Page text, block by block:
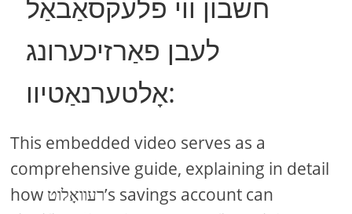
חשבון ווי פלעקסאַבאַל
לעבן פאַרזיכערונג
אָלטערנאַטיוו:
This embedded video serves as a
comprehensive guide, explaining in detail
how רעוואָלוט’s savings account can